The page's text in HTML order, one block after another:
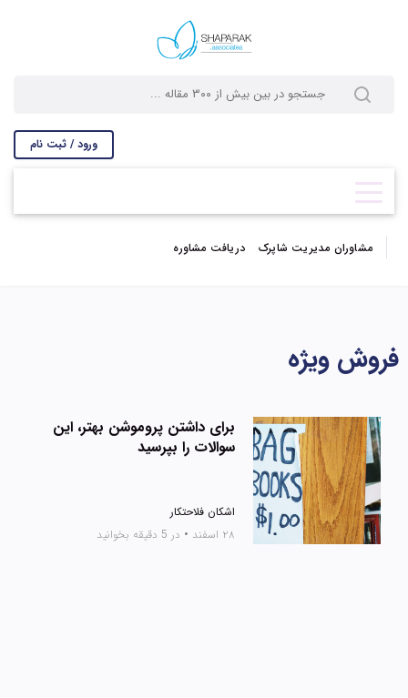
ورود / ثبت نام
مشاوران مدیریت شاپرک دریافت مشاوره
فروش ویژه
برای داشتن پروموشن بهتر، این
سوالات را بپرسید
اشکان فلاحتکار
۲۸ اسفند
• در 5 دقیقه بخوانید